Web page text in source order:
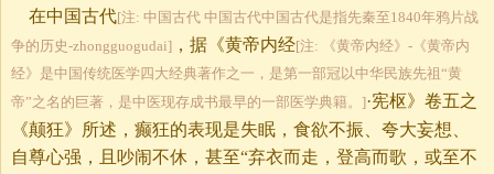
在中国古代[注: 中国古代 中国古代中国古代是指先秦至1840年鸦片战
争的历史-zhongguogudai] ，据《黄帝内经[注: 《黄帝内经》-《黄帝内
经》是中国传统医学四大经典著作之一，是第一部冠以中华民族先祖“黄
帝”之名的巨著，是中医现存成书最早的一部医学典籍。]·宪枢》卷五之
《颠狂》所述，癫狂的表现是失眠，食欲不振、夸大妄想、
自尊心强，且吵闹不休，甚至“弃衣而走，登高而歌，或至不